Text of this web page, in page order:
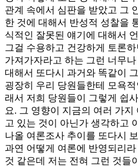
관계 속에서 심판을 받았고 그
한 것에 대해서 반성적 성찰을
식적인 잘못된 얘기에 대해서
그걸 수용하고 건강하게 토론
가져가자라고 하는 그런 너무
대해서 또다시 과거와 똑같이
굉장히 우리 당원들한테 모욕
래서 저희 당원들이 그렇게 쉽
요. 그 영향이 지금의 여러 가지
고 있는 것이 아닌가 생각하고
나올 여론조사 추이를 또다시
과연 어떻게 여론에 반영되리
것 같은데 저는 전혀 그런 것들